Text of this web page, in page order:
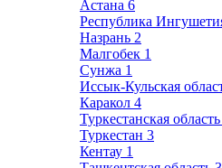
Астана 6
Республика
Назрань 2
Малгобек 1
Сунжа 1
Иссык-Кульская
Каракол 4
Туркестанская область
Туркестан 3
Кентау 1